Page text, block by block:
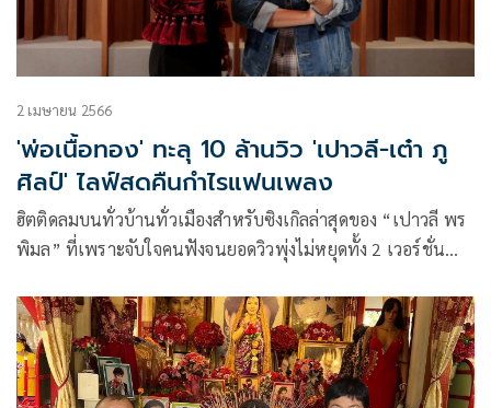
2 เมษายน 2566
'พ่อเนื้อทอง' ทะลุ 10 ล้านวิว 'เปาวลี-เต๋า ภู
ศิลป์' ไลฟ์สดคืนกำไรแฟนเพลง
ฮิตติดลมบนทั่วบ้านทั่วเมืองสำหรับซิงเกิลล่าสุดของ “เปาวลี พร
พิมล” ที่เพราะจับใจคนฟังจนยอดวิวพุ่งไม่หยุดทั้ง 2 เวอร์ชั่น
เนื้อทอง”